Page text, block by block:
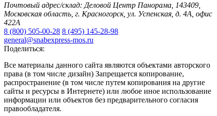
Почтовый адрес/склад: Деловой Центр Панорама, 143409,
Московская область, г. Красногорск, ул. Успенская, д. 4А, офис
422А
8 (800) 505-00-28 8 (495) 145-28-98
general@snabexpress-mos.ru
Поделиться:
Все материалы данного сайта являются объектами авторского
права (в том числе дизайн) Запрещается копирование,
распространение (в том числе путем копирования на другие
сайты и ресурсы в Интернете) или любое иное использование
информации или объектов без предварительного согласия
правообладателя.